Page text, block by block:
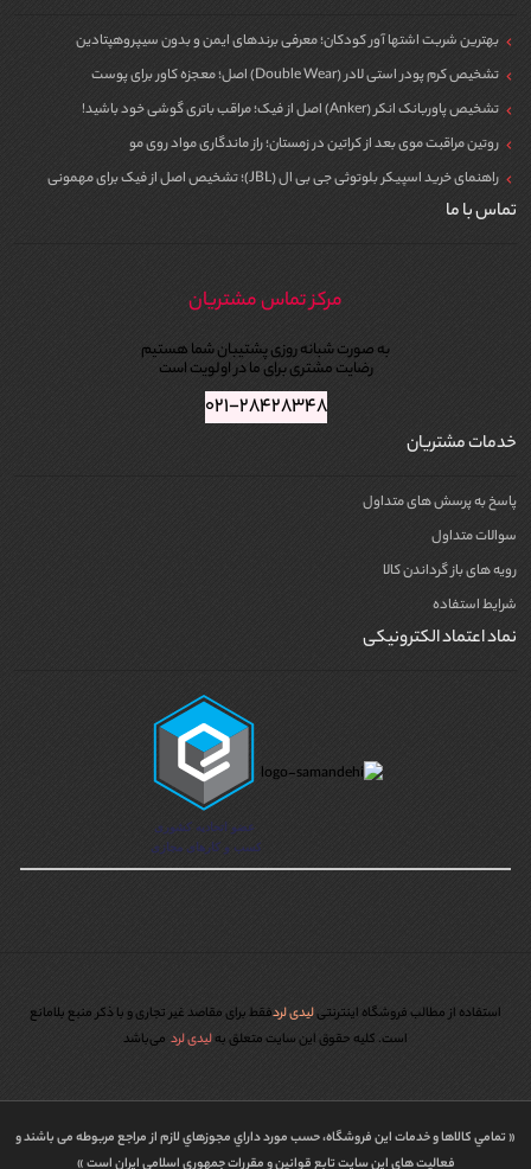
بهترین شربت اشتها آور کودکان؛ معرفی برندهای ایمن و بدون سیپروهپتادین
تشخیص کرم پودر استی لادر (Double Wear) اصل؛ معجزه کاور برای پوست
تشخیص پاوربانک انکر (Anker) اصل از فیک؛ مراقب باتری گوشی خود باشید!
روتین مراقبت موی بعد از کراتین در زمستان؛ راز ماندگاری مواد روی مو
راهنمای خرید اسپیکر بلوتوثی جی بی ال (JBL)؛ تشخیص اصل از فیک برای مهمونی
تماس با ما
مرکز تماس مشتریان
به صورت شبانه روزی پشتیبان شما هستیم
رضایت مشتری برای ما در اولویت است
۰۲۱-۲۸۴۲۸۳۴۸
خدمات مشتریان
پاسخ به پرسش های متداول
سوالات متداول
رویه های باز گرداندن کالا
شرایط استفاده
نماد اعتماد الکترونیکی
استفاده از مطالب فروشگاه اینترنتیلیدی لردفقط برای مقاصد غیر تجاری و با ذکر منبع بلامانع
است. کليه حقوق اين سايت متعلق بهلیدی لرد می‌باشد
« تمامي كالاها و خدمات اين فروشگاه، حسب مورد داراي مجوزهاي لازم از مراجع مربوطه می باشند و
فعاليت هاي اين سايت تابع قوانين و مقررات جمهوري اسلامي ايران است »